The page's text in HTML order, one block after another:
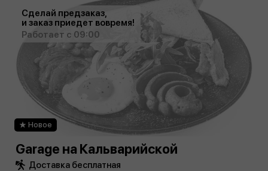
Сделай предзаказ,
и заказ приедет вовремя!
Работает с 09:00
Новое
Garage на Кальварийской
Доставка бесплатная